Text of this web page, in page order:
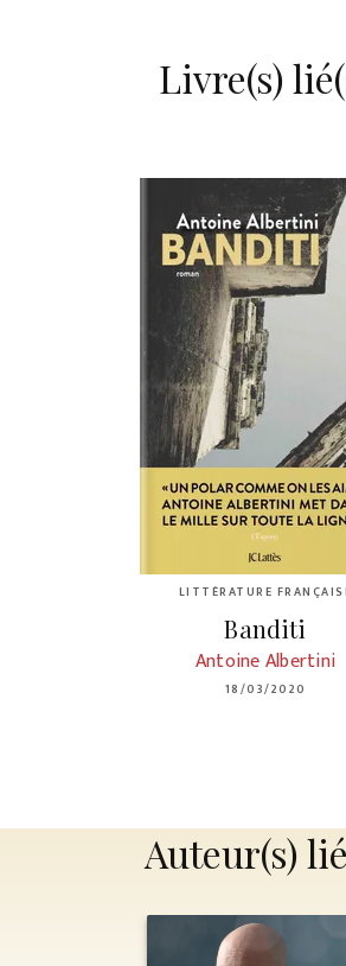
Livre(s)
LITTÉRATURE
Banditi
Antoine Albertini
18/03/2020
Auteur(s)